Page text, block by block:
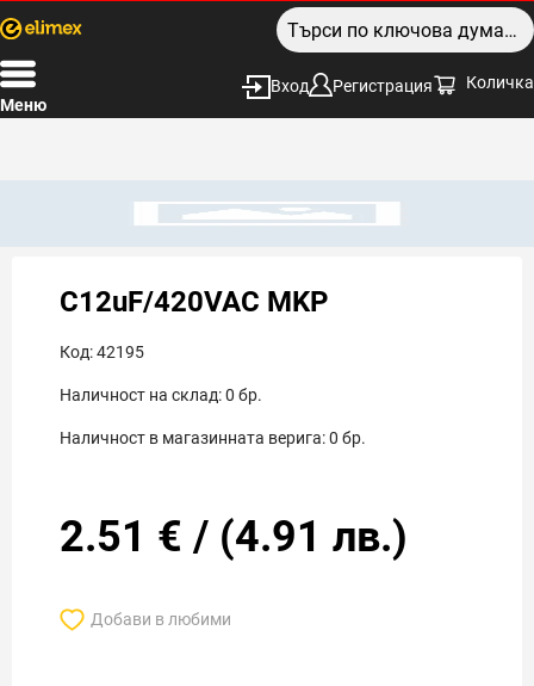
Меню
Вход Регистрация Количка
C12uF/420VAC MKP
Код:42195
Наличност на склад:0 бр.
Наличност в магазинната верига:0 бр.
2.51 € / (4.91 лв.)
Добави в любими